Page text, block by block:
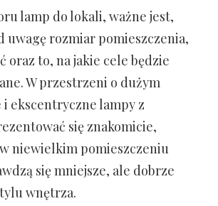
lamp do lokali, ważne jest,
uwagę rozmiar pomieszczenia,
oraz to, na jakie cele będzie
W przestrzeni o dużym
i ekscentryczne lampy z
się znakomicie,
niewielkim pomieszczeniu
się mniejsze, ale dobrze
wnętrza.